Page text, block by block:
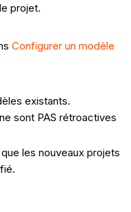
projet.
Configurer un modèle
existants.
sont PAS rétroactives
les nouveaux projets